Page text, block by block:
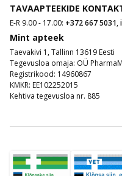
TAVAAPTEEKIDE
E-R 9.00 - 17.00: +372 667 5031,
Mint apteek
Taevakivi 1, Tallinn 13619 Eesti
Tegevusloa omaja: OÜ
Registrikood: 14960867
KMKR: EE102252015
Kehtiva tegevusloa nr. 885